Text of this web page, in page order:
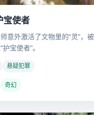
宝使者
意外激活了文物里的“灵”，
宝使者”。
悬疑犯罪
奇幻